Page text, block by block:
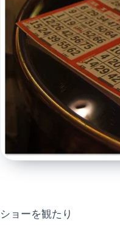
ショーを観たり